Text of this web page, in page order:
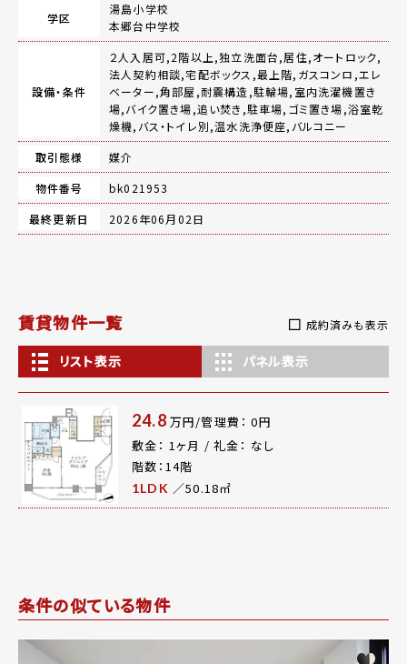
学区
湯島小学校
本郷台中学校
設備・条件
２人入居可,2階以上,独立洗面台,居住,オートロック,
法人契約相談,宅配ボックス,最上階,ガスコンロ,エレ
ベーター,角部屋,耐震構造,駐輪場,室内洗濯機置き
場,バイク置き場,追い焚き,駐車場,ゴミ置き場,浴室乾
燥機,バス・トイレ別,温水洗浄便座,バルコニー
取引態様
媒介
物件番号
bk021953
最終更新日
2026年06月02日
賃貸物件一覧 成約済みも表示
リスト表示 パネル表示
24.8 万円/管理費： 0円
敷金： 1ヶ月 / 礼金： なし
階数：14階
1LDK ／50.18㎡
条件の似ている物件